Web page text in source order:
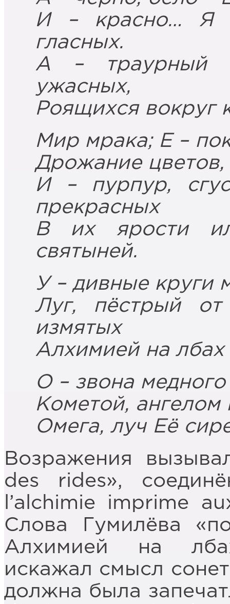
И – красно… Я
гласных.
А – траурный
ужасных,
Роящихся вокруг
Мир мрака; Е –
Дрожание цветов,
И – пурпур,
прекрасных
В их ярости
святыней.
У – дивные круги
Луг, пёстрый
измятых
Алхимией на
О – звона
Кометой, ангелом
Омега, луч Её
Возражения
des rides»,
l’alchimie imprime
Слова Гумилёва
Алхимией на
искажал смысл
должна была